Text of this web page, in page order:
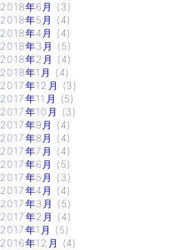
2018年6月
(3)
2018年5月
(4)
2018年4月
(4)
2018年3月
(5)
2018年2月
(4)
2018年1月
(4)
2017年12月
(3)
2017年11月
(5)
2017年10月
(3)
2017年9月
(4)
2017年8月
(4)
2017年7月
(4)
2017年6月
(5)
2017年5月
(3)
2017年4月
(4)
2017年3月
(5)
2017年2月
(4)
2017年1月
(5)
2016年12月
(4)